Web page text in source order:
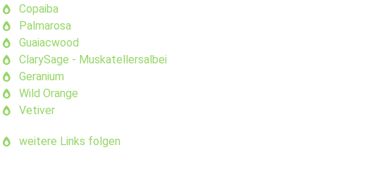
Copaiba
Palmarosa
Guaiacwood
ClarySage - Muskatellersalbei
Geranium
Wild Orange
Vetiver
weitere Links folgen